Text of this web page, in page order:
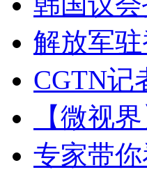
解放军
CGTN记
【微视
专家带